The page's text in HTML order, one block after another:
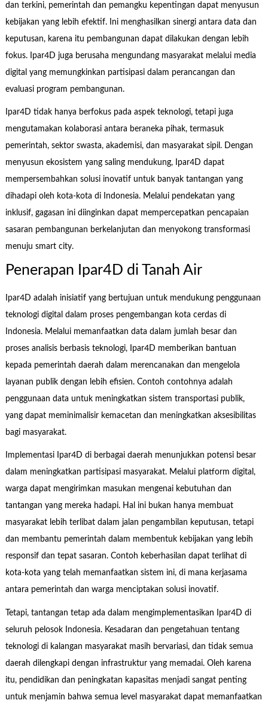
dan terkini, pemerintah dan pemangku kepentingan dapat menyusun
kebijakan yang lebih efektif. Ini menghasilkan sinergi antara data dan
keputusan, karena itu pembangunan dapat dilakukan dengan lebih
fokus. Ipar4D juga berusaha mengundang masyarakat melalui media
digital yang memungkinkan partisipasi dalam perancangan dan
evaluasi program pembangunan.
Ipar4D tidak hanya berfokus pada aspek teknologi, tetapi juga
mengutamakan kolaborasi antara beraneka pihak, termasuk
pemerintah, sektor swasta, akademisi, dan masyarakat sipil. Dengan
menyusun ekosistem yang saling mendukung, Ipar4D dapat
mempersembahkan solusi inovatif untuk banyak tantangan yang
dihadapi oleh kota-kota di Indonesia. Melalui pendekatan yang
inklusif, gagasan ini diinginkan dapat mempercepatkan pencapaian
sasaran pembangunan berkelanjutan dan menyokong transformasi
menuju smart city.
Penerapan Ipar4D di Tanah Air
Ipar4D adalah inisiatif yang bertujuan untuk mendukung penggunaan
teknologi digital dalam proses pengembangan kota cerdas di
Indonesia. Melalui memanfaatkan data dalam jumlah besar dan
proses analisis berbasis teknologi, Ipar4D memberikan bantuan
kepada pemerintah daerah dalam merencanakan dan mengelola
layanan publik dengan lebih efisien. Contoh contohnya adalah
penggunaan data untuk meningkatkan sistem transportasi publik,
yang dapat meminimalisir kemacetan dan meningkatkan aksesibilitas
bagi masyarakat.
Implementasi Ipar4D di berbagai daerah menunjukkan potensi besar
dalam meningkatkan partisipasi masyarakat. Melalui platform digital,
warga dapat mengirimkan masukan mengenai kebutuhan dan
tantangan yang mereka hadapi. Hal ini bukan hanya membuat
masyarakat lebih terlibat dalam jalan pengambilan keputusan, tetapi
dan membantu pemerintah dalam membentuk kebijakan yang lebih
responsif dan tepat sasaran. Contoh keberhasilan dapat terlihat di
kota-kota yang telah memanfaatkan sistem ini, di mana kerjasama
antara pemerintah dan warga menciptakan solusi inovatif.
Tetapi, tantangan tetap ada dalam mengimplementasikan Ipar4D di
seluruh pelosok Indonesia. Kesadaran dan pengetahuan tentang
teknologi di kalangan masyarakat masih bervariasi, dan tidak semua
daerah dilengkapi dengan infrastruktur yang memadai. Oleh karena
itu, pendidikan dan peningkatan kapasitas menjadi sangat penting
untuk menjamin bahwa semua level masyarakat dapat memanfaatkan